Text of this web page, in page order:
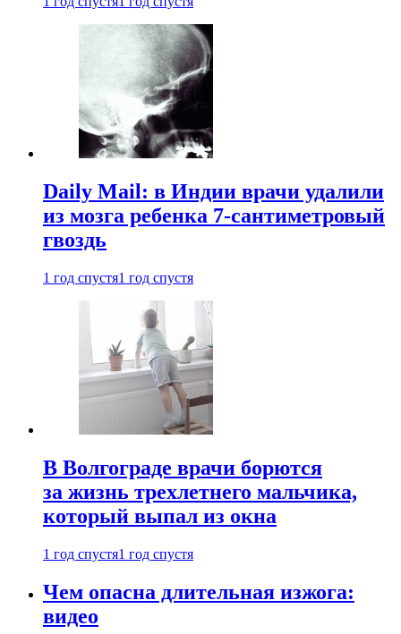
Daily Mail: в Индии врачи удалили
из мозга ребенка 7-сантиметровый
гвоздь
1 год спустя1 год спустя
В Волгограде врачи борются
за жизнь трехлетнего мальчика,
который выпал из окна
1 год спустя1 год спустя
Чем опасна длительная изжога:
видео